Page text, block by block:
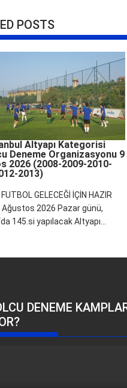
POSTS
Altyapı Kategorisi
Deneme Organizasyonu 9
2026 (2008-2009-2010-
2013)
GELECEĞİ İÇİN HAZIR
Ağustos 2026 Pazar günü,
145.si yapılacak Altyapı...
DENEME